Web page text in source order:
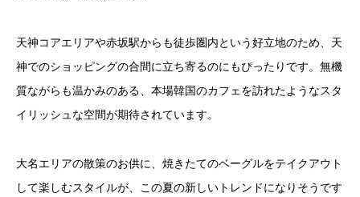
天神コアエリアや赤坂駅からも徒歩圏内という好立地のため、天
神でのショッピングの合間に立ち寄るのにもぴったりです。無機
質ながらも温かみのある、本場韓国のカフェを訪れたようなスタ
イリッシュな空間が期待されています。
大名エリアの散策のお供に、焼きたてのベーグルをテイクアウト
して楽しむスタイルが、この夏の新しいトレンドになりそうです